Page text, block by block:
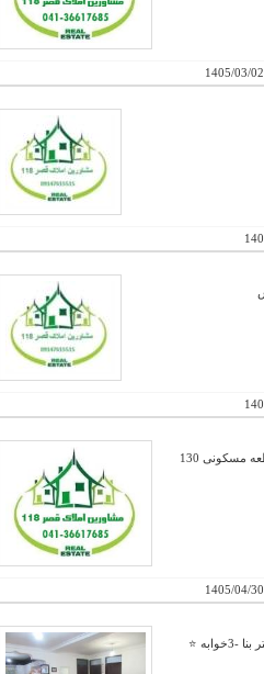
1405/03/02
فروش یک باب حیاط مسکونی دو طبقه با 146 متر جمع زیربنای دو طبقه و با مساحت عرصه 159متر و فروش یک قطعه مسکونی 130
1405/04/30
⭐ چشم انداز عالی و بی نظیر در جایی بلند و خوش آب و هوا ⭐ ⭐ ملک مورد نظر 300متر زمین با 18 متر بر⭐ ⭐ 80متر بنا -3خوابه ⭐